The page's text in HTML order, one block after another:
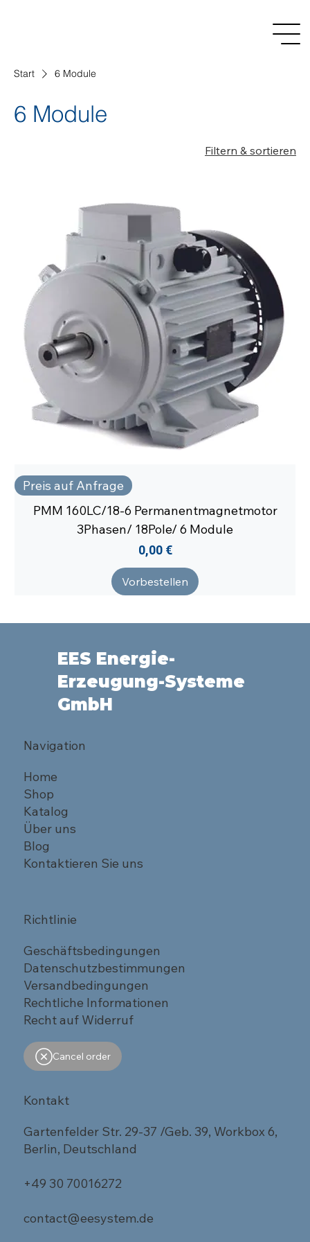
Start 6 Module
6 Module
Filtern & sortieren
Preis auf Anfrage
PMM 160LC/18-6 Permanentmagnetmotor
3Phasen/ 18Pole/ 6 Module
Preis
0,00 €
Vorbestellen
EES Energie-
Erzeugung-Systeme
GmbH
Navigation
Home
Shop
Katalog
Über uns
Blog
Kontaktieren Sie uns
Richtlinie
Geschäftsbedingungen
Datenschutzbestimmungen
Versandbedingungen
Rechtliche Informationen
Recht auf Widerruf
Cancel order
Kontakt
Gartenfelder Str. 29-37 /Geb. 39, Workbox 6,
Berlin, Deutschland
+49 30 70016272
contact@eesystem.de